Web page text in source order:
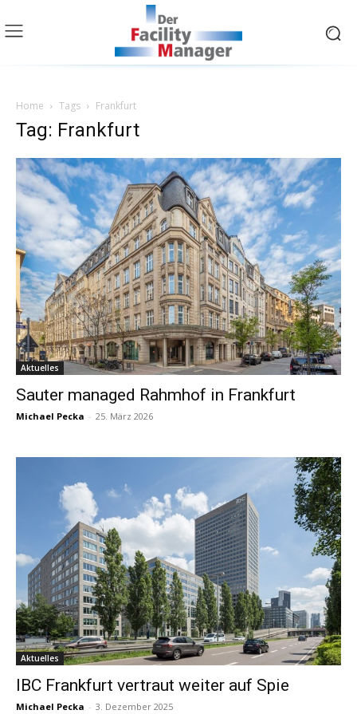
Home Tags Frankfurt
Tag: Frankfurt
Aktuelles
Sauter managed Rahmhof in Frankfurt
Michael Pecka - 25. März 2026
Aktuelles
IBC Frankfurt vertraut weiter auf Spie
Michael Pecka - 3. Dezember 2025